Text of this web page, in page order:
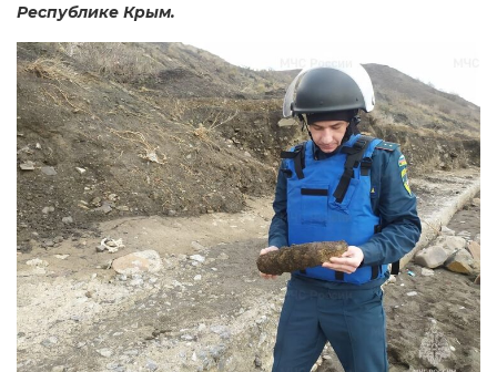
Республике Крым.